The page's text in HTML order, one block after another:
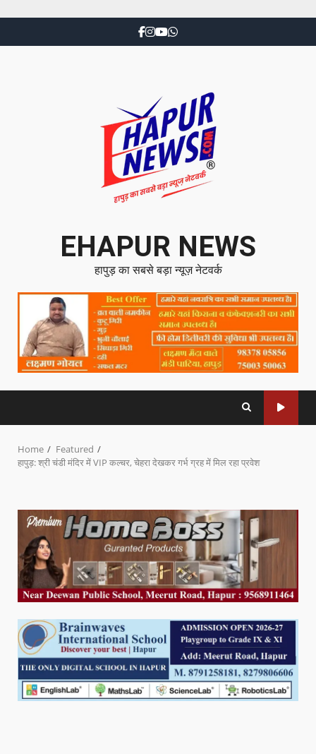
EHAPUR NEWS
हापुड़ का सबसे बड़ा न्यूज़ नेटवर्क
Home
Featured
हापुड़: श्री चंडी मंदिर में VIP कल्चर, चेहरा देखकर गर्भ ग्रह में मिल रहा प्रवेश